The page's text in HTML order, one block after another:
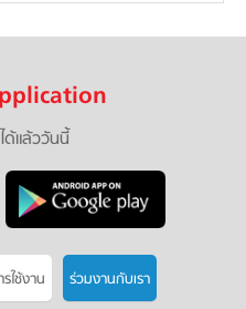
ด้แล้ววันนี้
ใช้งาน ร่วมงานกับเรา